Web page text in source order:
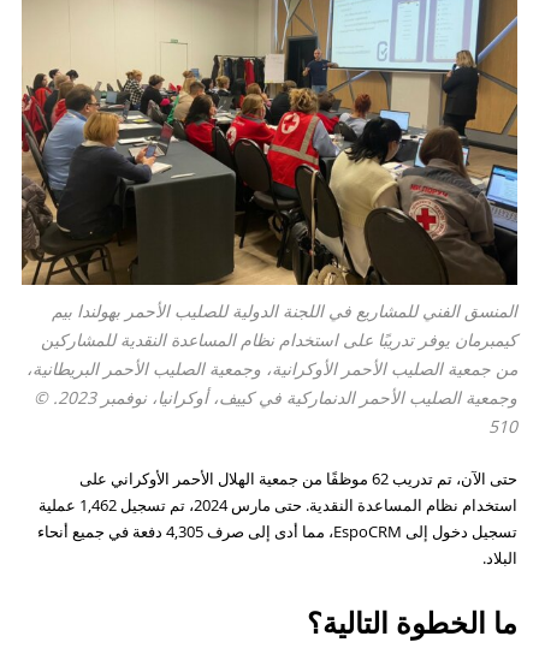
المنسق الفني للمشاريع في اللجنة الدولية للصليب الأحمر بهولندا بيم
كيمبرمان يوفر تدريبًا على استخدام نظام المساعدة النقدية للمشاركين
من جمعية الصليب الأحمر الأوكرانية، وجمعية الصليب الأحمر البريطانية،
وجمعية الصليب الأحمر الدنماركية في كييف، أوكرانيا، نوفمبر 2023. ©
510
حتى الآن، تم تدريب 62 موظفًا من جمعية الهلال الأحمر الأوكراني على
استخدام نظام المساعدة النقدية. حتى مارس 2024، تم تسجيل 1,462 عملية
تسجيل دخول إلى EspoCRM، مما أدى إلى صرف 4,305 دفعة في جميع أنحاء
البلاد.
ما الخطوة التالية؟